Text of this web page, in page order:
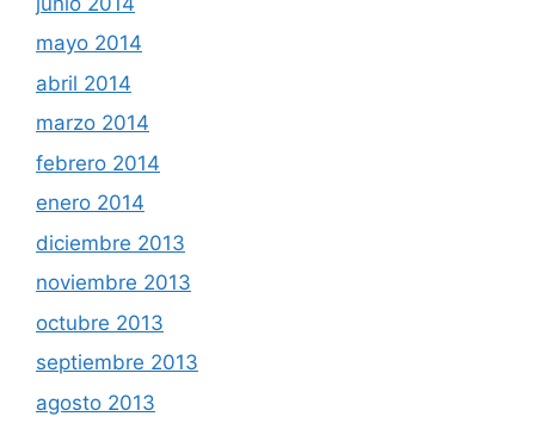
mayo 2014
abril 2014
marzo 2014
febrero 2014
enero 2014
diciembre 2013
noviembre 2013
octubre 2013
septiembre 2013
agosto 2013